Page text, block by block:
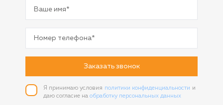
Заказать звонок
Я принимаю условия политики конфиденциальности и
даю согласие на обработку персональных данных